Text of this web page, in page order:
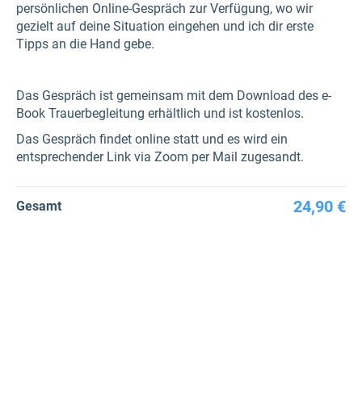
persönlichen Online-Gespräch zur Verfügung, wo wir
gezielt auf deine Situation eingehen und ich dir erste
Tipps an die Hand gebe.
Das Gespräch ist gemeinsam mit dem Download des e-
Book Trauerbegleitung erhältlich und ist kostenlos.
Das Gespräch findet online statt und es wird ein
entsprechender Link via Zoom per Mail zugesandt.
Gesamt 24,90 €